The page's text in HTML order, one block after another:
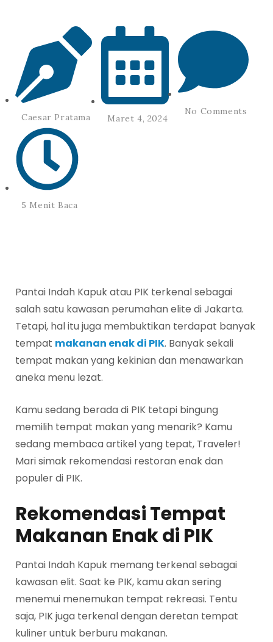
Caesar Pratama Maret 4, 2024
No Comments
5 Menit Baca
Pantai Indah Kapuk atau PIK terkenal sebagai
salah satu kawasan perumahan elite di Jakarta.
Tetapi, hal itu juga membuktikan terdapat banyak
tempat makanan enak di PIK. Banyak sekali
tempat makan yang kekinian dan menawarkan
aneka menu lezat.
Kamu sedang berada di PIK tetapi bingung
memilih tempat makan yang menarik? Kamu
sedang membaca artikel yang tepat, Traveler!
Mari simak rekomendasi restoran enak dan
populer di PIK.
Rekomendasi Tempat
Makanan Enak di PIK
Pantai Indah Kapuk memang terkenal sebagai
kawasan elit. Saat ke PIK, kamu akan sering
menemui menemukan tempat rekreasi. Tentu
saja, PIK juga terkenal dengan deretan tempat
kuliner untuk berburu makanan.